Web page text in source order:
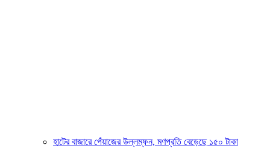
হাটের বাজারে পেঁয়াজের উল্লম্ফন, মণপ্রতি বেড়েছে ১৫০ টাকা